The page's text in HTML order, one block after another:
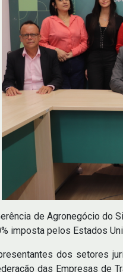
de Agronegócio do
imposta pelos Estados
dos setores
das Empresas de